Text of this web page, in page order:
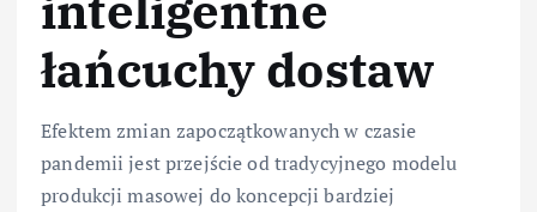
łańcuchy dostaw
Efektem zmian zapoczątkowanych w czasie
pandemii jest przejście od tradycyjnego modelu
produkcji masowej do koncepcji bardziej